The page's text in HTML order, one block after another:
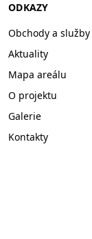
ODKAZY
Obchody a služby
Aktuality
Mapa areálu
O projektu
Galerie
Kontakty